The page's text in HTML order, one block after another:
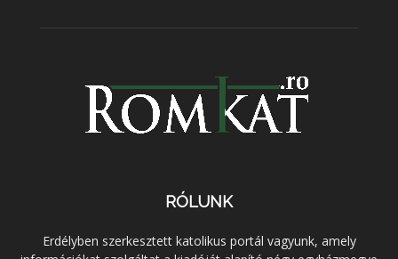
RÓLUNK
Erdélyben szerkesztett katolikus portál vagyunk, amely